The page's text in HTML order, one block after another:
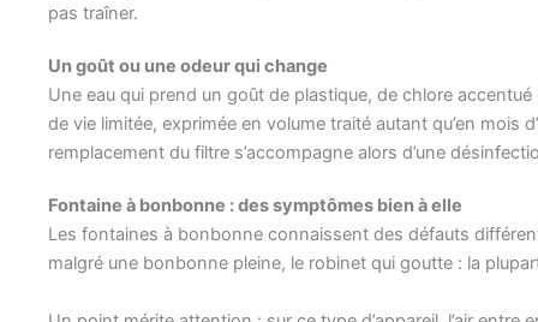
pas traîner.
Un goût ou une odeur qui change
Une eau qui prend un goût de plastique, de chlore
de vie limitée, exprimée en volume traité autant qu’en mois
remplacement du filtre s’accompagne alors d’une
Fontaine à bonbonne : des symptômes bien à elle
Les fontaines à bonbonne connaissent des défauts
malgré une bonbonne pleine, le robinet qui goutte : la